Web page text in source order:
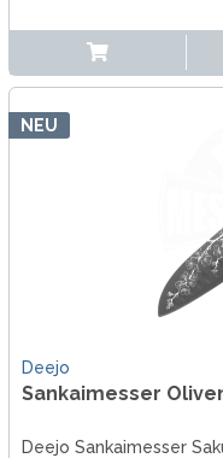
NEU
Deejo
Sankaimesser
Deejo Sankaimesser